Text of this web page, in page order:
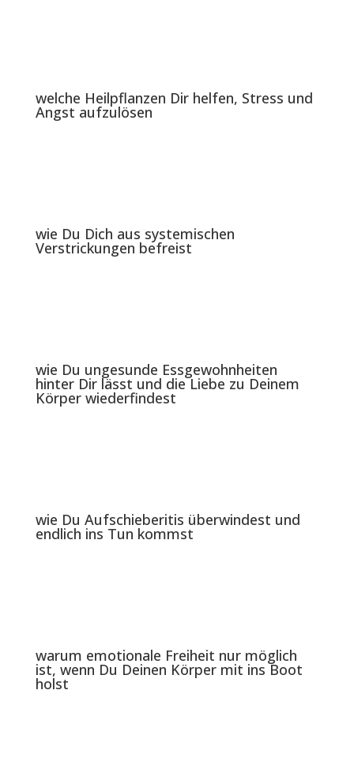
welche Heilpflanzen Dir helfen, Stress und
Angst aufzulösen
wie Du Dich aus systemischen
Verstrickungen befreist
wie Du ungesunde Essgewohnheiten
hinter Dir lässt und die Liebe zu Deinem
Körper wiederfindest
wie Du Aufschieberitis überwindest und
endlich ins Tun kommst
warum emotionale Freiheit nur möglich
ist, wenn Du Deinen Körper mit ins Boot
holst